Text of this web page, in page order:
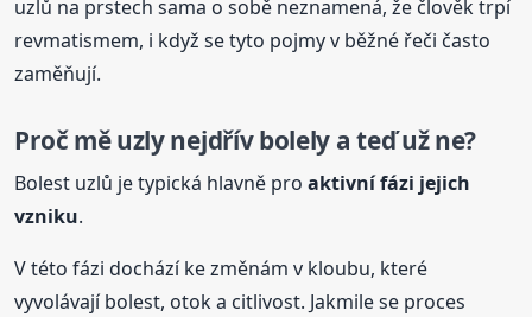
uzlů na prstech sama o sobě neznamená, že člověk trpí
revmatismem, i když se tyto pojmy v běžné řeči často
zaměňují.
Proč měuzlynejdřív bolely a teď už ne?
Bolest uzlů je typická hlavně proaktivní fázi jejich
vzniku.
V této fázi dochází ke změnám v kloubu, které
vyvolávají bolest, otok a citlivost. Jakmile se proces